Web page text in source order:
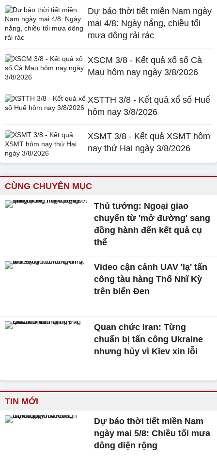
Dự báo thời tiết miền Nam ngày
mai 4/8: Ngày nắng, chiều tối
mưa dông rải rác
XSCM 3/8 - Kết quả xổ số Cà
Mau hôm nay ngày 3/8/2026
XSTTH 3/8 - Kết quả xổ số Huế
hôm nay 3/8/2026
XSMT 3/8 - Kết quả XSMT hôm
nay thứ Hai ngày 3/8/2026
CÙNG CHUYÊN MỤC
Thủ tướng: Ngoại giao
chuyển từ 'mở đường' sang
đồng hành đến kết quả cụ
thể
Video cận cảnh UAV 'lạ' tấn
công tàu hàng Thổ Nhĩ Kỳ
trên biển Đen
Quan chức Iran: Từng
chuẩn bị tấn công Ukraine
nhưng hủy vì Kiev xin lỗi
TIN MỚI
Dự báo thời tiết miền Nam
ngày mai 5/8: Chiều tối mưa
dông diện rộng